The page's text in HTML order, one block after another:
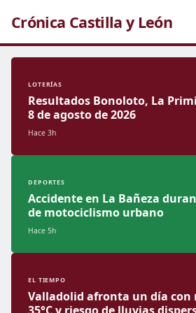
Crónica Castilla y León
LOTERÍAS
Resultados Bonoloto, La
8 de agosto de 2026
Hace 3h
DEPORTES
Accidente en La Bañeza
de motociclismo urbano
Hace 5h
EL TIEMPO
Valladolid afronta un día con